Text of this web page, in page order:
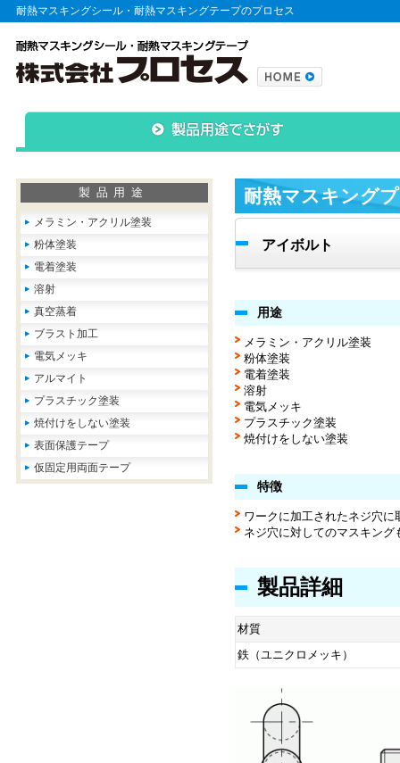
耐熱マスキングシール・耐熱マスキングテープのプロセス
製品用途
メラミン・アクリル塗装
粉体塗装
電着塗装
溶射
真空蒸着
ブラスト加工
電気メッキ
アルマイト
プラスチック塗装
焼付けをしない塗装
表面保護テープ
仮固定用両面テープ
耐熱マスキング
アイボルト
用途
メラミン・アクリル塗装
粉体塗装
電着塗装
溶射
電気メッキ
プラスチック塗装
焼付けをしない塗装
特徴
ワークに加工されたネジ穴
ネジ穴に対してのマスキング
製品詳細
材質
鉄（ユニクロメッキ）